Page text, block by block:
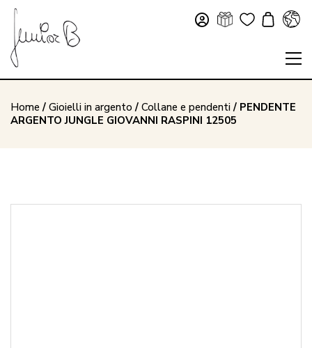
Home / Gioielli in argento / Collane e pendenti/ PENDENTE
ARGENTO JUNGLE GIOVANNI RASPINI 12505